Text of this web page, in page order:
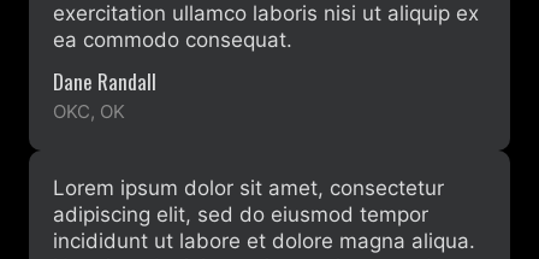
exercitation ullamco laboris nisi ut aliquip ex
ea commodo consequat.
Dane Randall
OKC, OK
Lorem ipsum dolor sit amet, consectetur
adipiscing elit, sed do eiusmod tempor
incididunt ut labore et dolore magna aliqua.